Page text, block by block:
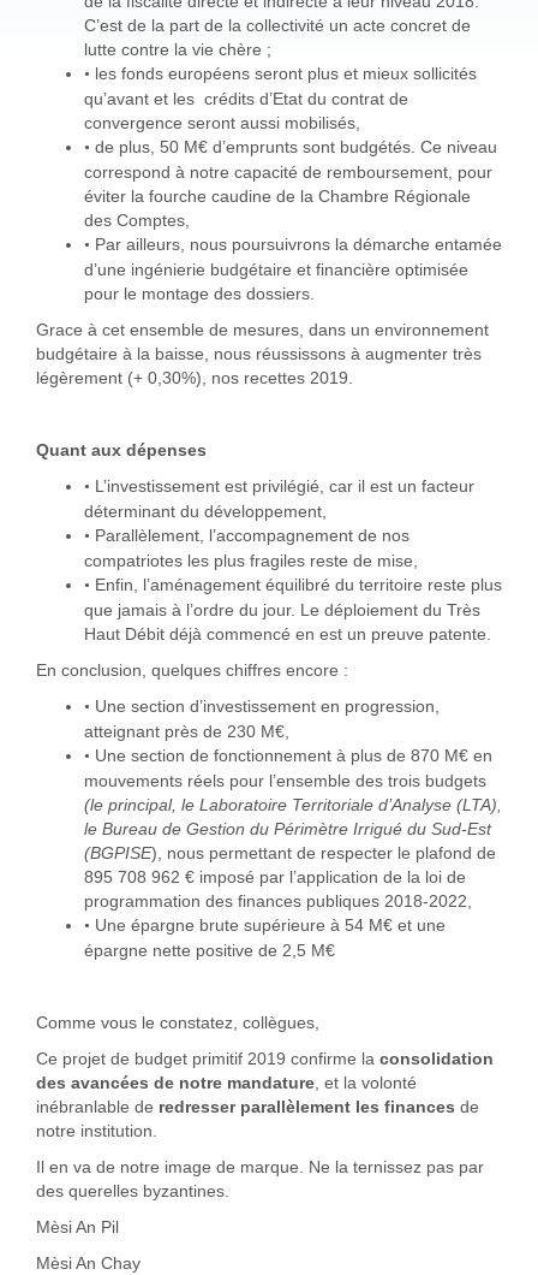
C’est de la part de la collectivité un acte concret de
lutte contre la vie chère ;
• les fonds européens seront plus et mieux sollicités
qu’avant et les crédits d’Etat du contrat de
convergence seront aussi mobilisés,
• de plus, 50 M€ d’emprunts sont budgétés. Ce niveau
correspond à notre capacité de remboursement, pour
éviter la fourche caudine de la Chambre Régionale
des Comptes,
• Par ailleurs, nous poursuivrons la démarche entamée
d’une ingénierie budgétaire et financière optimisée
pour le montage des dossiers.
Grace à cet ensemble de mesures, dans un environnement
budgétaire à la baisse, nous réussissons à augmenter très
légèrement (+ 0,30%), nos recettes 2019.
Quant aux dépenses
• L’investissement est privilégié, car il est un facteur
déterminant du développement,
• Parallèlement, l’accompagnement de nos
compatriotes les plus fragiles reste de mise,
• Enfin, l’aménagement équilibré du territoire reste plus
que jamais à l’ordre du jour. Le déploiement du Très
Haut Débit déjà commencé en est un preuve patente.
En conclusion, quelques chiffres encore :
• Une section d’investissement en progression,
atteignant près de 230 M€,
• Une section de fonctionnement à plus de 870 M€ en
mouvements réels pour l’ensemble des trois budgets
(le principal, le Laboratoire Territoriale d’Analyse (LTA),
le Bureau de Gestion du Périmètre Irrigué du Sud-Est
(BGPISE), nous permettant de respecter le plafond de
895 708 962 € imposé par l’application de la loi de
programmation des finances publiques 2018-2022,
• Une épargne brute supérieure à 54 M€ et une
épargne nette positive de 2,5 M€
Comme vous le constatez, collègues,
Ce projet de budget primitif 2019 confirme la consolidation
des avancées de notre mandature , et la volonté
inébranlable de redresser parallèlement les finances de
notre institution.
Il en va de notre image de marque. Ne la ternissez pas par
des querelles byzantines.
Mèsi An Pil
Mèsi An Chay